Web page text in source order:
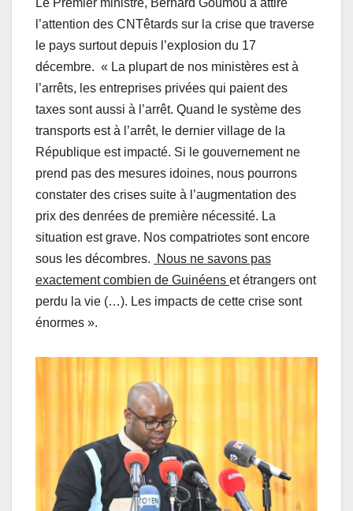
l’attention des CNTêtards sur la crise que traverse
le pays surtout depuis l’explosion du 17
décembre. « La plupart de nos ministères est à
l’arrêts, les entreprises privées qui paient des
taxes sont aussi à l’arrêt. Quand le système des
transports est à l’arrêt, le dernier village de la
République est impacté. Si le gouvernement ne
prend pas des mesures idoines, nous pourrons
constater des crises suite à l’augmentation des
prix des denrées de première nécessité. La
situation est grave. Nos compatriotes sont encore
sous les décombres.
Nous ne savons pas
exactement combien de Guinéens et étrangers ont
perdu la vie (…). Les impacts de cette crise sont
énormes ».